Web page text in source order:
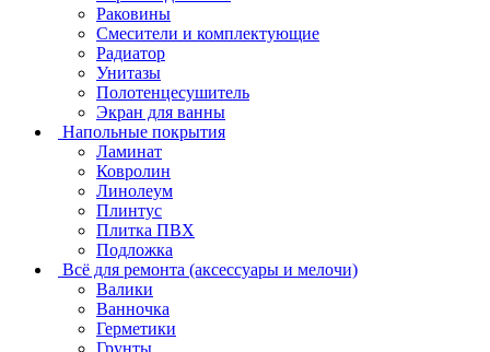
Раковины
Смесители и комплектующие
Радиатор
Унитазы
Полотенцесушитель
Экран для ванны
Напольные покрытия
Ламинат
Ковролин
Линолеум
Плинтус
Плитка ПВХ
Подложка
Всё для ремонта (аксессуары и мелочи)
Валики
Ванночка
Герметики
Грунты